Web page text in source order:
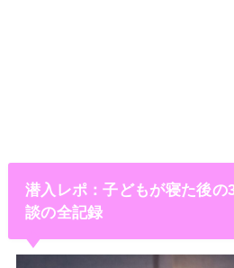
潜入レポ：子どもが寝た後の
談の全記録